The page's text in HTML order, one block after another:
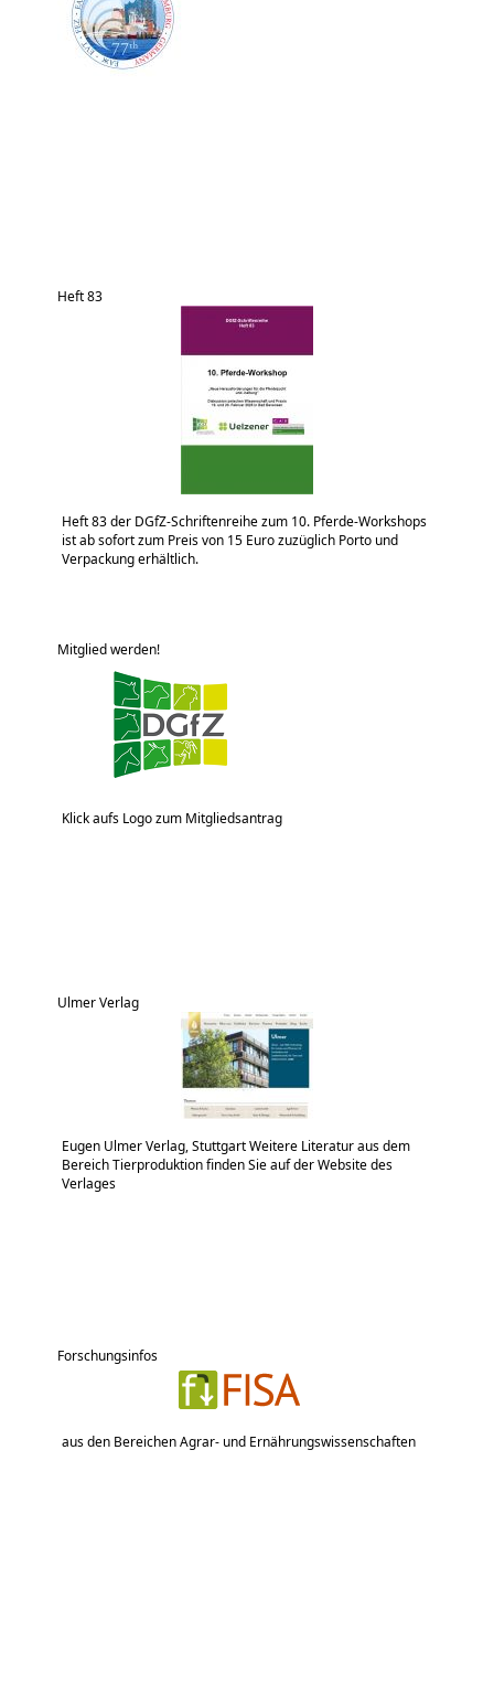
Heft 83
Heft 83 der DGfZ-Schriftenreihe zum 10. Pferde-Workshops
ist ab sofort zum Preis von 15 Euro zuzüglich Porto und
Verpackung erhältlich.
Mitglied werden!
Klick aufs Logo zum Mitgliedsantrag
Ulmer Verlag
Eugen Ulmer Verlag, Stuttgart Weitere Literatur aus dem
Bereich Tierproduktion finden Sie auf der Website des
Verlages
Forschungsinfos
aus den Bereichen Agrar- und Ernährungswissenschaften